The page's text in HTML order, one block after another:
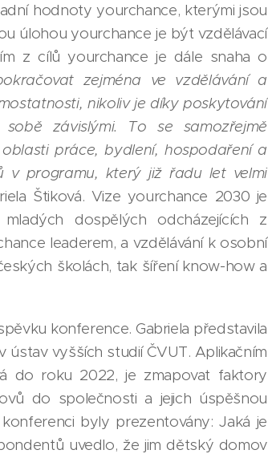
hodnoty yourchance, kterými jsou
úlohou yourchance je být vzdělávací
z cílů yourchance je dále snaha o
zejména ve vzdělávání a
nikoliv je díky poskytování
závislými. To se samozřejmě
práce, bydlení, hospodaření a
v programu, který již řadu let velmi
Štiková. Vize yourchance 2030 je
dospělých odcházejících z
leaderem, a vzdělávání k osobní
školách, tak šíření know-how a
konference. Gabriela představila
ústav vyšších studií ČVUT. Aplikačním
do roku 2022, je zmapovat faktory
do společnosti a jejich úspěšnou
byly prezentovány: Jaká je
uvedlo, že jim dětský domov